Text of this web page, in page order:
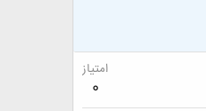
امتیاز
0